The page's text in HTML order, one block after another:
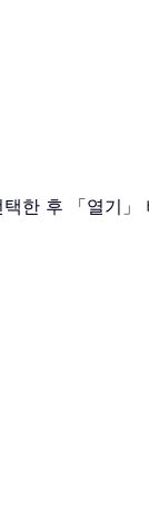
후 「열기」